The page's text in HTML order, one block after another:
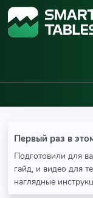
Первый раз в
Подготовили для
гайд, и видео для
наглядные